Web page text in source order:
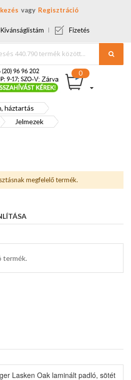
Regisztráció
Kívánságlistám Fizetés
háztartás
Jelmezek
megfelelő termék.
termék.
Lasken Oak laminált padló, sötét